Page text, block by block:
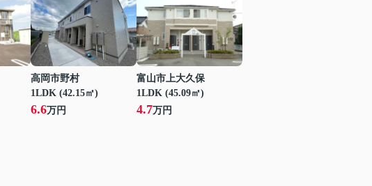
高岡市野村
1LDK (42.15㎡)
6.6万円
富山市上大久保
1LDK (45.09㎡)
4.7万円